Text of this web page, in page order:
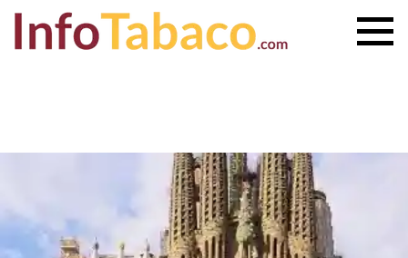
ESTANCO MÁS CERCANO